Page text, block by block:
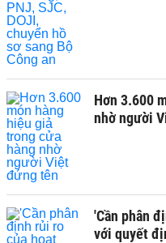
Hơn 3.600
nhờ người
'Cần phân
với quyết